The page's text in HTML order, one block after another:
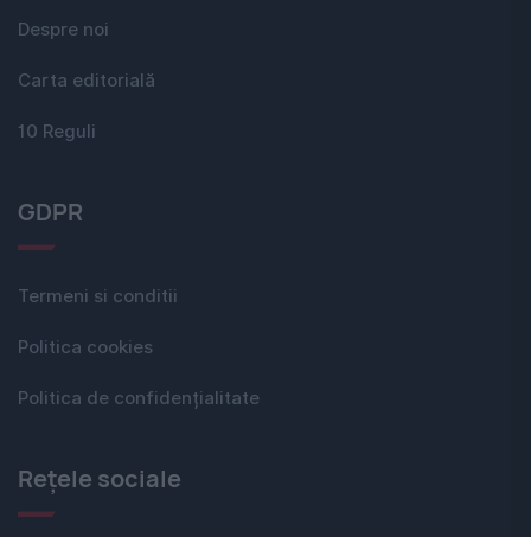
Despre noi
Carta editorială
10 Reguli
GDPR
Termeni si conditii
Politica cookies
Politica de confidențialitate
Rețele sociale